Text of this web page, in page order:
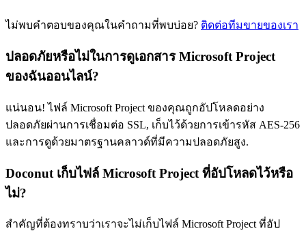
ไม่พบคำตอบของคุณในคำถามที่พบบ่อย? ติดต่อทีมขายของเรา
ปลอดภัยหรือไม่ในการดูเอกสาร Microsoft Project
ของฉันออนไลน์?
แน่นอน! ไฟล์ Microsoft Project ของคุณถูกอัปโหลดอย่าง
ปลอดภัยผ่านการเชื่อมต่อ SSL, เก็บไว้ด้วยการเข้ารหัส AES-256
และการดูด้วยมาตรฐานคลาวด์ที่มีความปลอดภัยสูง.
Doconut เก็บไฟล์ Microsoft Project ที่อัปโหลดไว้หรือ
ไม่?
สำคัญที่ต้องทราบว่าเราจะไม่เก็บไฟล์ Microsoft Project ที่อัป